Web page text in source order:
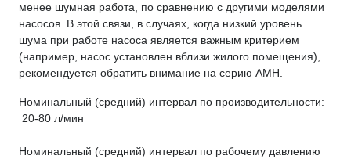
менее шумная работа, по сравнению с другими моделями
насосов. В этой связи, в случаях, когда низкий уровень
шума при работе насоса является важным критерием
(например, насос установлен вблизи жилого помещения),
рекомендуется обратить внимание на серию AMH.
Номинальный (средний) интервал по производительности:
20-80 л/мин
Номинальный (средний) интервал по рабочему давлению